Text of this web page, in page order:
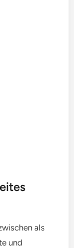
als
und